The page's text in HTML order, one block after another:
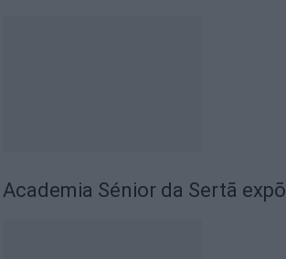
Academia Sénior da Sertã